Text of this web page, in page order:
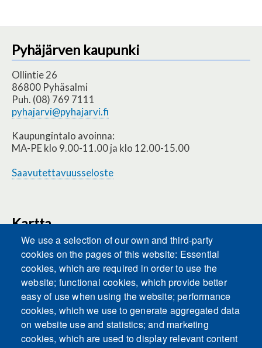
Pyhäjärven kaupunki
Ollintie 26
86800 Pyhäsalmi
Puh. (08) 769 7111
pyhajarvi@pyhajarvi.fi
Kaupungintalo avoinna:
MA-PE klo 9.00-11.00 ja klo 12.00-15.00
Saavutettavuusseloste
Kartta
This content is blocked because Embeds
cookies have not been accepted.
ACCEPT ALL COOKIES
We use a selection of our own and third-party
cookies on the pages of this website: Essential
cookies, which are required in order to use the
website; functional cookies, which provide better
easy of use when using the website; performance
cookies, which we use to generate aggregated data
on website use and statistics; and marketing
cookies, which are used to display relevant content